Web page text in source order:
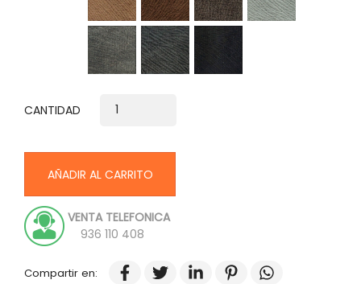
Gris
Plomo
rata
Negro
CANTIDAD
AÑADIR AL CARRITO
VENTA TELEFONICA
936 110 408
Compartir en: